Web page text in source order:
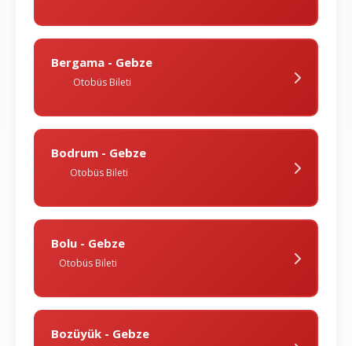
Bergama - Gebze
Otobüs Bileti
Bodrum - Gebze
Otobüs Bileti
Bolu - Gebze
Otobüs Bileti
Bozüyük - Gebze